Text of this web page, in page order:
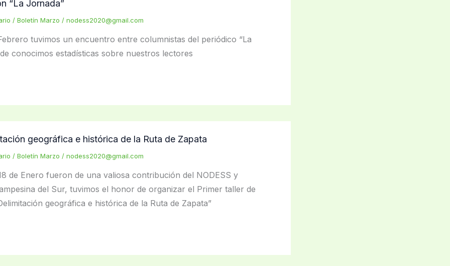
“La Jornada”
/ Boletín Marzo / nodess2020@gmail.com
tuvimos un encuentro entre columnistas del periódico “La
conocimos estadísticas sobre nuestros lectores
geográfica e histórica de la Ruta de Zapata
/ Boletín Marzo / nodess2020@gmail.com
de Enero fueron de una valiosa contribución del NODESS y
del Sur, tuvimos el honor de organizar el Primer taller de
geográfica e histórica de la Ruta de Zapata”